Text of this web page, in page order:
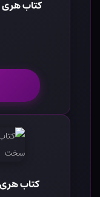
کتاب
کتاب هری